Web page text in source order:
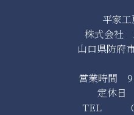
平家
株式会社
山口県防府
営業時間 9
定休
TEL